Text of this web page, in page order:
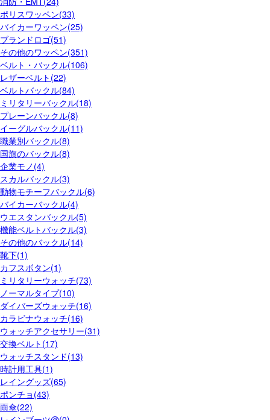
ポリスワッペン(33)
バイカーワッペン(25)
ブランドロゴ(51)
その他のワッペン(351)
ベルト・バックル(106)
レザーベルト(22)
ベルトバックル(84)
ミリタリーバックル(18)
プレーンバックル(8)
イーグルバックル(11)
職業別バックル(8)
国旗のバックル(8)
企業モノ(4)
スカルバックル(3)
動物モチーフバックル(6)
バイカーバックル(4)
ウエスタンバックル(5)
機能ベルトバックル(3)
その他のバックル(14)
靴下(1)
カフスボタン(1)
ミリタリーウォッチ(73)
ノーマルタイプ(10)
ダイバーズウォッチ(16)
カラビナウォッチ(16)
ウォッチアクセサリー(31)
交換ベルト(17)
ウォッチスタンド(13)
時計用工具(1)
レイングッズ(65)
ポンチョ(43)
雨傘(22)